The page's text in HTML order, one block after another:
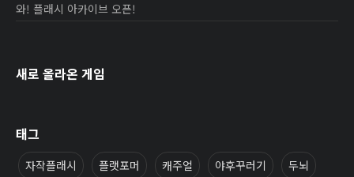
와! 플래시 아카이브 오픈!
새로 올라온 게임
태그
자작플래시 플랫포머 캐주얼 야후꾸러기 두뇌